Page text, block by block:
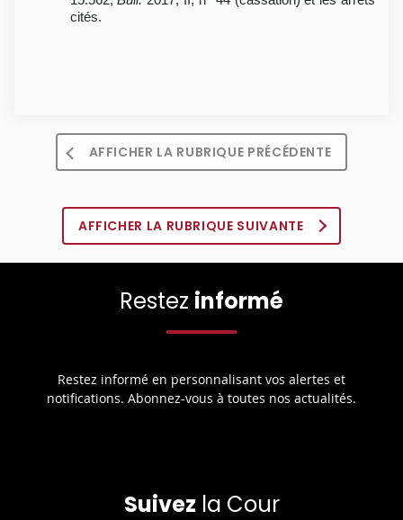
cités.
AFFICHER LA RUBRIQUE PRÉCÉDENTE
AFFICHER LA RUBRIQUE SUIVANTE
Restez informé
Restez informé en personnalisant vos alertes et
notifications. Abonnez-vous à toutes nos actualités.
Suivez la Cour